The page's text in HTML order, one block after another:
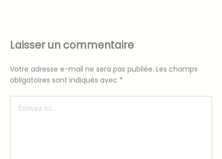
Laisser un commentaire
Votre adresse e-mail ne sera pas publiée. Les champs
obligatoires sont indiqués avec *
ici…